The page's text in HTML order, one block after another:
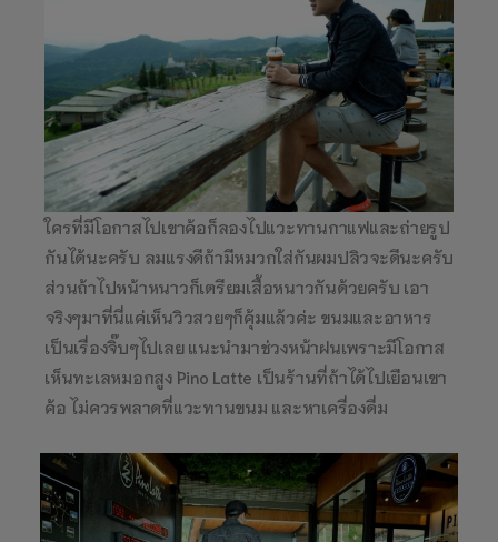
ใครที่มีโอกาสไปเขาค้อก็ลองไปแวะทานกาแฟและถ่ายรูป
กันได้นะครับ ลมแรงดีถ้ามีหมวกใส่กันผมปลิวจะดีนะครับ
ส่วนถ้าไปหน้าหนาวก็เตรียมเสื้อหนาวกันด้วยครับ เอา
จริงๆมาที่นี่แค่เห็นวิวสวยๆก็คุ้มแล้วค่ะ ขนมและอาหาร
เป็นเรื่องจิ๊บๆไปเลย แนะนำมาช่วงหน้าฝนเพราะมีโอกาส
เห็นทะเลหมอกสูง Pino Latte เป็นร้านที่ถ้าได้ไปเยือนเขา
ค้อ ไม่ควรพลาดที่แวะทานขนม และหาเครื่องดื่ม